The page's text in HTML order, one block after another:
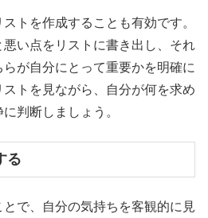
トを作成することも有効です。
い点をリストに書き出し、それ
が自分にとって重要かを明確に
トを見ながら、自分が何を求め
判断しましょう。
る
で、自分の気持ちを客観的に見